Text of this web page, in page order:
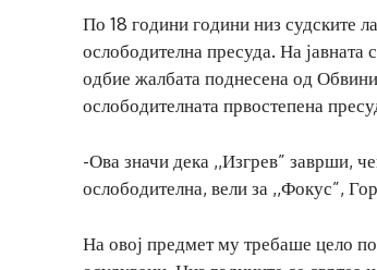
По 18 години години низ судските
ослободителна пресуда. На јавната
одбие жалбата поднесена од
ослободителната првостепена
-Ова значи дека ,,Изгрев” заврши,
ослободителна, вели за ,,Фокус”,
На овој предмет му требаше цело